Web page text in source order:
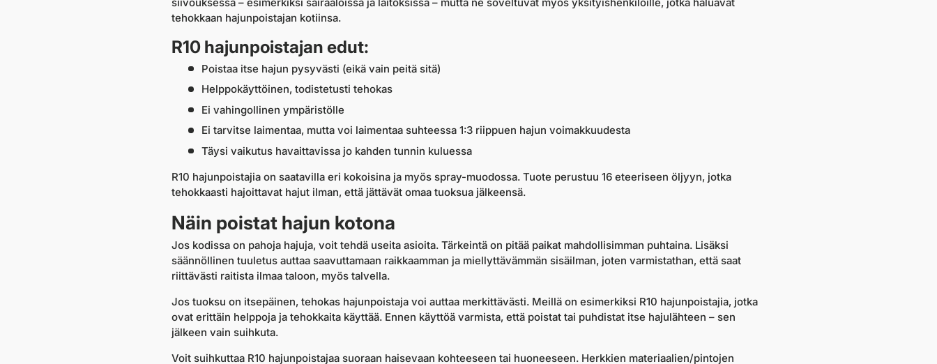
tehokkaan hajunpoistajan kotiinsa.
R10 hajunpoistajan edut:
Poistaa itse hajun pysyvästi (eikä vain peitä sitä)
Helppokäyttöinen, todistetusti tehokas
Ei vahingollinen ympäristölle
Ei tarvitse laimentaa, mutta voi laimentaa suhteessa 1:3 riippuen hajun voimakkuudesta
Täysi vaikutus havaittavissa jo kahden tunnin kuluessa
R10 hajunpoistajia on saatavilla eri kokoisina ja myös spray-muodossa. Tuote perustuu 16 eteeriseen öljyyn, jotka
tehokkaasti hajoittavat hajut ilman, että jättävät omaa tuoksua jälkeensä.
Näin poistat hajun kotona
Jos kodissa on pahoja hajuja, voit tehdä useita asioita. Tärkeintä on pitää paikat mahdollisimman puhtaina. Lisäksi
säännöllinen tuuletus auttaa saavuttamaan raikkaamman ja miellyttävämmän sisäilman, joten varmistathan, että saat
riittävästi raitista ilmaa taloon, myös talvella.
Jos tuoksu on itsepäinen, tehokas hajunpoistaja voi auttaa merkittävästi. Meillä on esimerkiksi R10 hajunpoistajia, jotka
ovat erittäin helppoja ja tehokkaita käyttää. Ennen käyttöä varmista, että poistat tai puhdistat itse hajulähteen – sen
jälkeen vain suihkuta.
Voit suihkuttaa R10 hajunpoistajaa suoraan haisevaan kohteeseen tai huoneeseen. Herkkien materiaalien/pintojen